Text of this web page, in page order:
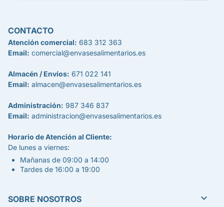
CONTACTO
Atención comercial: 683 312 363
Email: comercial@envasesalimentarios.es
Almacén / Envíos: 671 022 141
Email: almacen@envasesalimentarios.es
Administración: 987 346 837
Email: administracion@envasesalimentarios.es
Horario de Atención al Cliente:
De lunes a viernes:
Mañanas de 09:00 a 14:00
Tardes de 16:00 a 19:00
SOBRE NOSOTROS 